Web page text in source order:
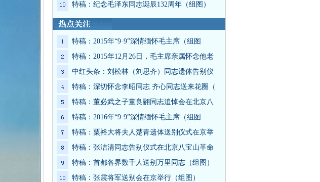
特稿：纪念毛泽东同志诞辰132周年（组图）
特稿：2015年“9·9”深情缅怀毛主席（组图
特稿：2015年12月26日，毛主席亲属怀念他老
中红头条：刘松林（刘思齐）同志遗体告别仪
特稿：深切怀念李昭同志 齐心同志送来花圈（
特稿：董必武之子董良翮同志追悼会在北京八
特稿：2016年“9·9”深情缅怀毛主席（组图
特稿：粟裕大将夫人楚青遗体送别仪式在京举
特稿：张洁清同志告别仪式在北京八宝山革命
特稿：首都各界数千人送别万里同志（组图）
特稿：张震将军送别会在京举行（组图）